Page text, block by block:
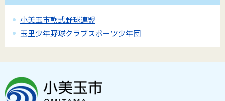
小美玉市軟式野球連盟
玉里少年野球クラブスポーツ少年団